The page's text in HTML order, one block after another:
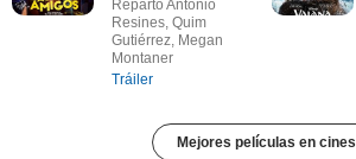
Reparto Antonio
Resines, Quim
Gutiérrez, Megan
Montaner
Tráiler
Mejores películas en cines